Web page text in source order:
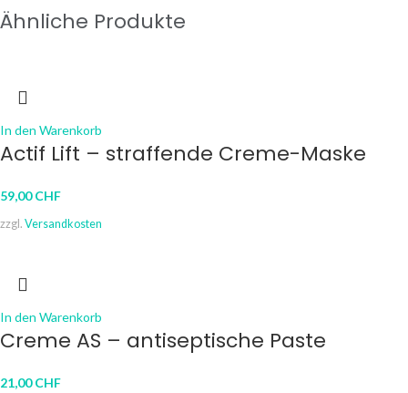
Ähnliche Produkte
In den Warenkorb
Actif Lift – straffende Creme-Maske
59,00CHF
zzgl. Versandkosten
In den Warenkorb
Creme AS – antiseptische Paste
21,00CHF